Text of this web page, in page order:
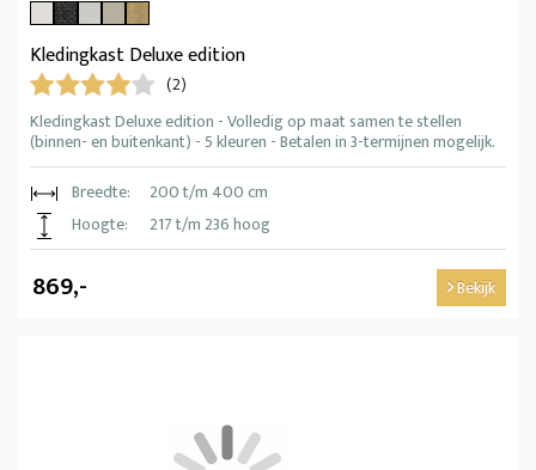
Kledingkast Deluxe edition
(2)
Kledingkast Deluxe edition - Volledig op maat samen te stellen
(binnen- en buitenkant) - 5 kleuren - Betalen in 3-termijnen mogelijk.
Breedte:
200 t/m 400 cm
Hoogte:
217 t/m 236 hoog
869,- Bekijk